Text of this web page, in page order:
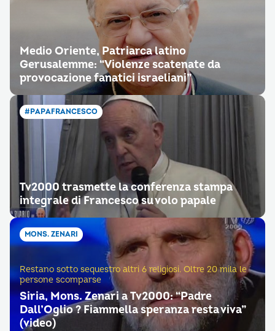
Medio Oriente, Patriarca latino
Gerusalemme: “Violenze scatenate da
provocazione fanatici israeliani”
#PAPAFRANCESCO
Tv2000 trasmette la conferenza stampa
integrale di Francesco su volo papale
MONS. ZENARI
Restano sotto sequestro altri 6 religiosi. Oltre 20 mila le
persone scomparse
Siria, Mons. Zenari a Tv2000: “Padre
Dall’Oglio ? Fiammella speranza resta viva”
(video)